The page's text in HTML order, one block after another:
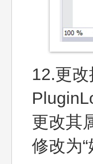
12.更
更改其
修改为